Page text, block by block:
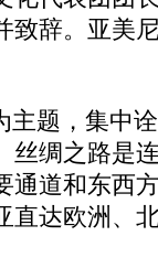
致辞。亚美
题，集中诠
丝绸之路是
通道和东西
直达欧洲、